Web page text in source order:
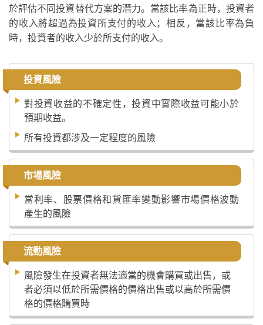
於評估不同投資替代方案的潛力。當該比率為正時，投資者
的收入將超過為投資所支付的收入；相反，當該比率為負
時，投資者的收入少於所支付的收入。
投資風險
對投資收益的不確定性，投資中實際收益可能小於
預期收益。
所有投資都涉及一定程度的風險
市場風險
當利率、股票價格和貨匯率變動影響市場價格波動
產生的風險
流動風險
風險發生在投資者無法適當的機會購買或出售，或
者必須以低於所需價格的價格出售或以高於所需價
格的價格購買時